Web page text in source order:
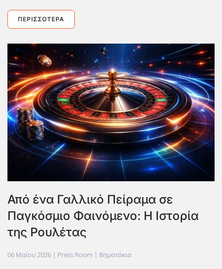
ΠΕΡΙΣΣΌΤΕΡΑ
Από ένα Γαλλικό Πείραμα σε
Παγκόσμιο Φαινόμενο: Η Ιστορία
της Ρουλέτας
06 Μαΐου 2026 | Press Room | Βηματάκια